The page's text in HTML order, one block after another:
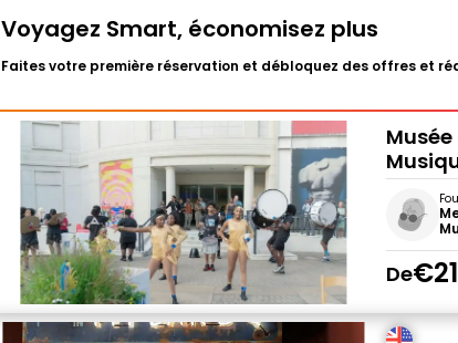
Voyagez Smart, économisez plus
Faites votre première réservation et débloquez des offres et
De